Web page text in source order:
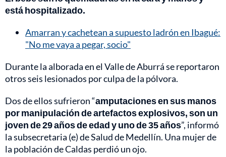
está hospitalizado.
Amarran y cachetean a supuesto ladrón en Ibagué:
"No me vaya a pegar, socio"
Durante la alborada en el Valle de Aburrá se reportaron
otros seis lesionados por culpa de la pólvora.
Dos de ellos sufrieron “amputaciones en sus manos
por manipulación de artefactos explosivos, son un
joven de 29 años de edad y uno de 35 años”, informó
la subsecretaria (e) de Salud de Medellín. Una mujer de
la población de Caldas perdió un ojo.